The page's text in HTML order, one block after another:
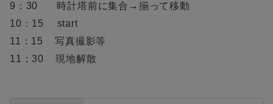
9：30 時計塔前に集合→揃って移動
10：15 start
11：15 写真撮影等
11：30 現地解散